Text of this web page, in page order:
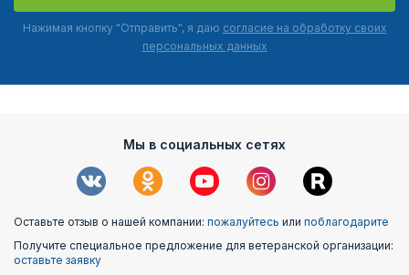
Нажимая кнопку "Отправить", я даю согласие на обработку своих
персональных данных
Мы в социальных сетях
Оставьте отзыв о нашей компании: пожалуйтесь или поблагодарите
Получите специальное предложение для ветеранской организации:
оставьте заявку